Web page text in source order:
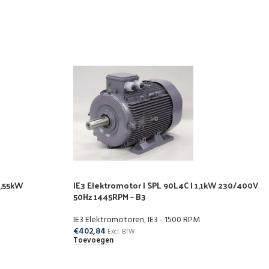
IE3 Elektromotor | SPL 90L4C | 1,1kW 230/400V
50Hz 1445RPM – B3
IE3 Elektromotoren,IE3 - 1500 RPM
€402,84 Excl. BTW
Toevoegen